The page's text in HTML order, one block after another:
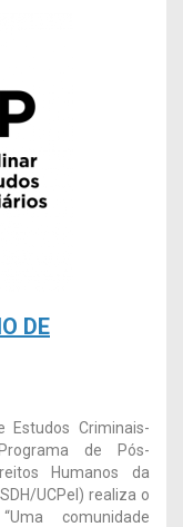
DE
Estudos Criminais-
de Pós-
Humanos da
UCPel) realiza o
comunidade